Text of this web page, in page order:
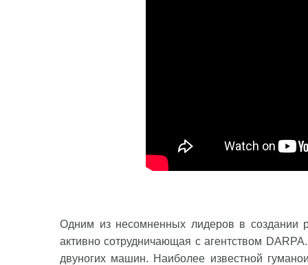
Одним из несомненных лидеров в создании
активно сотрудничающая с агентством
двуногих машин. Наиболее известной